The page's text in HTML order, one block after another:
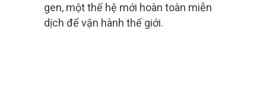
gen, một thế hệ mới hoàn toàn miễn
dịch để vận hành thế giới.